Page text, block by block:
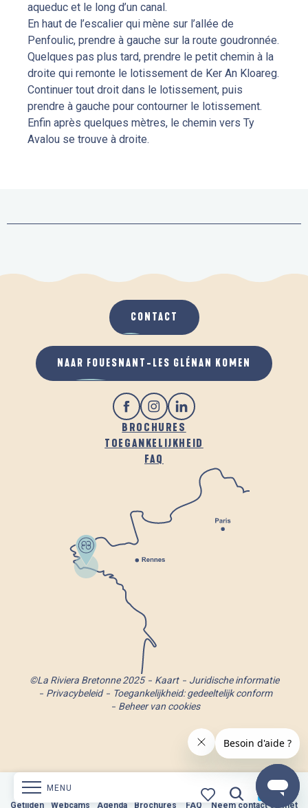
Getijden Webcams Agenda
Agenda Brochures
Brochures FAQ
FAQ Neem contact op met
Neem contact op met
MENU
aqueduc et le long d’un canal.
En haut de l’escalier qui mène sur l’allée de
Penfoulic, prendre à gauche sur la route goudronnée.
Quelques pas plus tard, prendre le petit chemin à la
droite qui remonte le lotissement de Ker An Kloareg.
Continuer tout droit dans le lotissement, puis
prendre à gauche pour contourner le lotissement.
Enfin après quelques mètres, le chemin vers Ty
Avalou se trouve à droite.
BROCHURES
TOEGANKELIJKHEID
FAQ
CONTACT
NAAR FOUESNANT-LES GLÉNAN KOMEN
©La Riviera Bretonne 2025 Kaart
Juridische informatie
Privacybeleid
Toegankelijkheid: gedeeltelijk conform
Beheer van cookies